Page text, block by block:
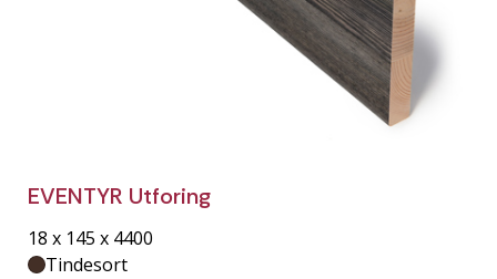
EVENTYR Utforing
18 x 145 x 4400
Tindesort